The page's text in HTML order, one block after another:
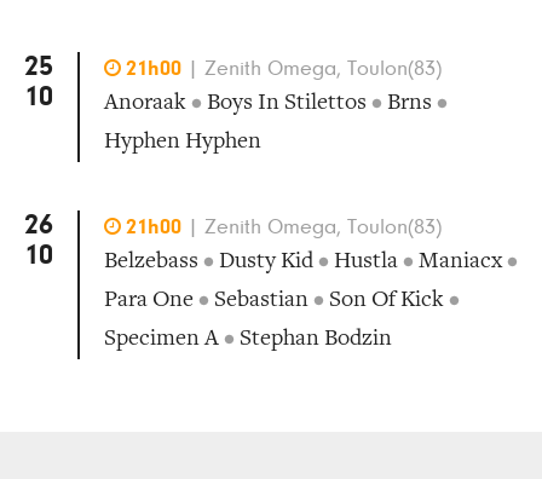
25
10
 21h00 Zenith Omega, Toulon(83)
Anoraak • Boys In Stilettos • Brns •
Hyphen Hyphen
26
10
 21h00 Zenith Omega, Toulon(83)
Belzebass • Dusty Kid • Hustla • Maniacx•
Para One • Sebastian • Son Of Kick •
Specimen A • Stephan Bodzin